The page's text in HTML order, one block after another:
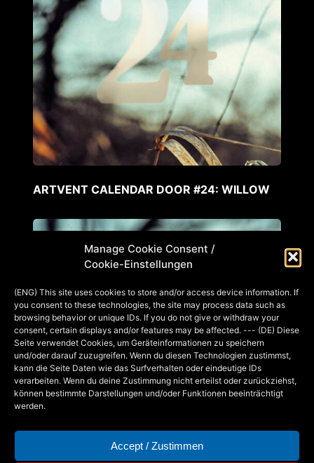
Manage Cookie Consent /
Cookie-Einstellungen
(ENG) This site uses cookies to store and/or access device information. If
you consent to these technologies, the site may process data such as
browsing behavior or unique IDs. If you do not give or withdraw your
consent, certain displays and/or features may be affected. --- (DE) Diese
Seite verwendet Cookies, um Geräteinformationen zu speichern
und/oder darauf zuzugreifen. Wenn du diesen Technologien zustimmst,
kann die Seite Daten wie das Surfverhalten oder eindeutige IDs
verarbeiten. Wenn du deine Zustimmung nicht erteilst oder zurückziehst,
können bestimmte Darstellungen und/oder Funktionen beeinträchtigt
werden.
Accept / Zustimmen
ARTVENT CALENDAR DOOR #24: WILLOW